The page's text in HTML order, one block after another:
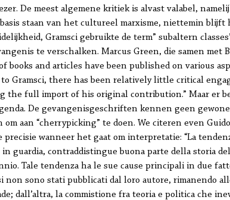
De meest algemene kritiek is alvast valabel,
staan van het cultureel marxisme, niettemin
Gramsci gebruikte de term” subaltern
te verschalken. Marcus Green, die samen
books and articles have been published on various
Gramsci, there has been relatively little critical
the full import of his original contribution.” Maar er
De gevangenisgeschriften kennen geen
om aan “cherrypicking” te doen. We citeren even
wanneer het gaat om interpretatie: “La
in guardia, contraddistingue buona parte della storia
Tale tendenza ha le sue cause principali in due
non sono stati pubblicati dal loro autore, rimanendo
dall’altra, la commistione fra teoria e politica che